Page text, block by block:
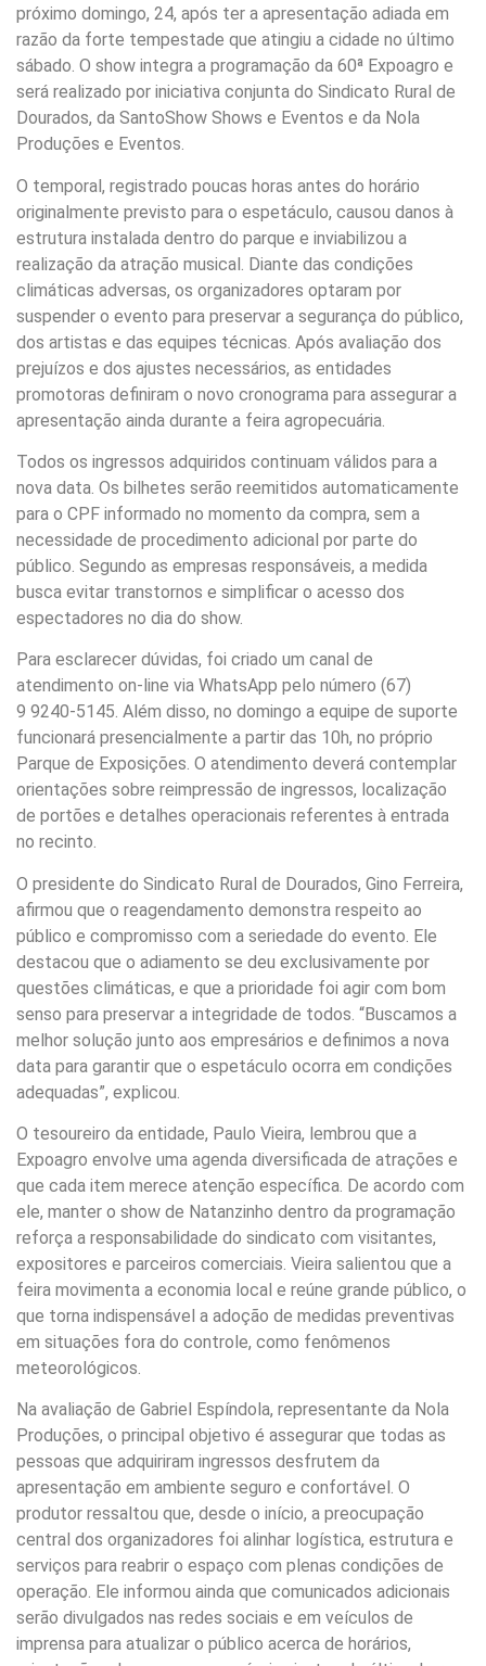
próximo domingo, 24, após ter a apresentação adiada em
razão da forte tempestade que atingiu a cidade no último
sábado. O show integra a programação da 60ª Expoagro e
será realizado por iniciativa conjunta do Sindicato Rural de
Dourados, da SantoShow Shows e Eventos e da Nola
Produções e Eventos.
O temporal, registrado poucas horas antes do horário
originalmente previsto para o espetáculo, causou danos à
estrutura instalada dentro do parque e inviabilizou a
realização da atração musical. Diante das condições
climáticas adversas, os organizadores optaram por
suspender o evento para preservar a segurança do público,
dos artistas e das equipes técnicas. Após avaliação dos
prejuízos e dos ajustes necessários, as entidades
promotoras definiram o novo cronograma para assegurar a
apresentação ainda durante a feira agropecuária.
Todos os ingressos adquiridos continuam válidos para a
nova data. Os bilhetes serão reemitidos automaticamente
para o CPF informado no momento da compra, sem a
necessidade de procedimento adicional por parte do
público. Segundo as empresas responsáveis, a medida
busca evitar transtornos e simplificar o acesso dos
espectadores no dia do show.
Para esclarecer dúvidas, foi criado um canal de
atendimento on-line via WhatsApp pelo número (67)
9 9240-5145. Além disso, no domingo a equipe de suporte
funcionará presencialmente a partir das 10h, no próprio
Parque de Exposições. O atendimento deverá contemplar
orientações sobre reimpressão de ingressos, localização
de portões e detalhes operacionais referentes à entrada
no recinto.
O presidente do Sindicato Rural de Dourados, Gino Ferreira,
afirmou que o reagendamento demonstra respeito ao
público e compromisso com a seriedade do evento. Ele
destacou que o adiamento se deu exclusivamente por
questões climáticas, e que a prioridade foi agir com bom
senso para preservar a integridade de todos. “Buscamos a
melhor solução junto aos empresários e definimos a nova
data para garantir que o espetáculo ocorra em condições
adequadas”, explicou.
O tesoureiro da entidade, Paulo Vieira, lembrou que a
Expoagro envolve uma agenda diversificada de atrações e
que cada item merece atenção específica. De acordo com
ele, manter o show de Natanzinho dentro da programação
reforça a responsabilidade do sindicato com visitantes,
expositores e parceiros comerciais. Vieira salientou que a
feira movimenta a economia local e reúne grande público, o
que torna indispensável a adoção de medidas preventivas
em situações fora do controle, como fenômenos
meteorológicos.
Na avaliação de Gabriel Espíndola, representante da Nola
Produções, o principal objetivo é assegurar que todas as
pessoas que adquiriram ingressos desfrutem da
apresentação em ambiente seguro e confortável. O
produtor ressaltou que, desde o início, a preocupação
central dos organizadores foi alinhar logística, estrutura e
serviços para reabrir o espaço com plenas condições de
operação. Ele informou ainda que comunicados adicionais
serão divulgados nas redes sociais e em veículos de
imprensa para atualizar o público acerca de horários,